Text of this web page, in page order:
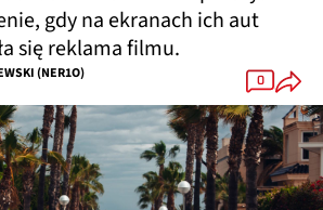
gdy na ekranach ich aut
się reklama filmu.
(NER1O)
0